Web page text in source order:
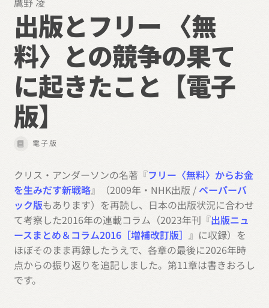
出版とフリー 〈無
料〉との競争の果て
に起きたこと【電子
版】
電子版
クリス・アンダーソンの名著『フリー〈無料〉からお金
を生みだす新戦略』（2009年・NHK出版 /ペーパーバ
ック版もあります）を再読し、日本の出版状況に合わせ
て考察した2016年の連載コラム（2023年刊『出版ニュ
ースまとめ＆コラム2016［増補改訂版］ 』に収録）を
ほぼそのまま再録したうえで、各章の最後に2026年時
点からの振り返りを追記しました。第11章は書きおろし
です。